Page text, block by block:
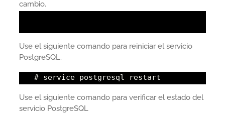
cambio.
Use el siguiente comando para reiniciar el servicio
PostgreSQL.
# service postgresql restart
Use el siguiente comando para verificar el estado del
servicio PostgreSQL